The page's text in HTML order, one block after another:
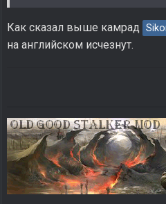
Как сказал выше камрад
на английском исчезнут.